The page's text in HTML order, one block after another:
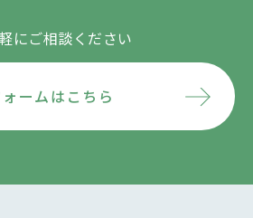
にご相談ください
ォームはこちら